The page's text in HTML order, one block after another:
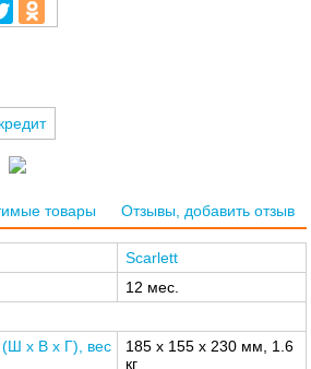
товары Отзывы, добавить отзыв
Scarlett
12 мес.
(Ш x В x Г), вес
185 x 155 x 230 мм, 1.6
кг